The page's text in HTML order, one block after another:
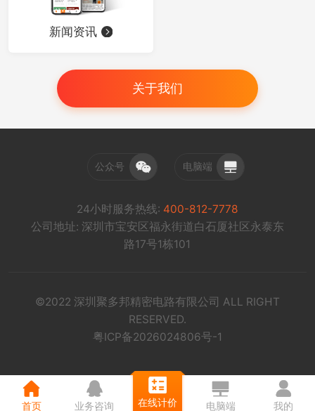
新闻资讯
关于我们
公众号 电脑端
24小时服务热线: 400-812-7778
公司地址: 深圳市宝安区福永街道白石厦社区永泰东
路17号1栋101
©2022 深圳聚多邦精密电路有限公司 ALL RIGHT
RESERVED.
粤ICP备2026024806号-1
首页 业务咨询 在线计价 电脑端 我的